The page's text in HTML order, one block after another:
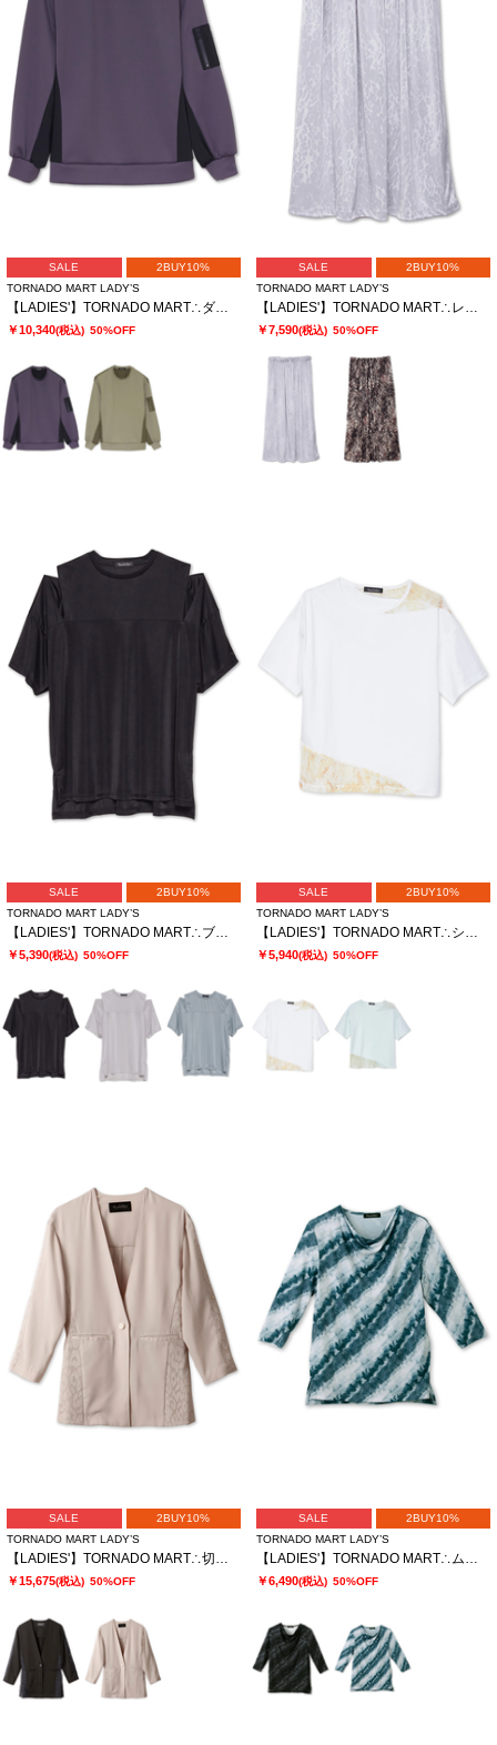
SALE
2BUY10%
TORNADO MART LADY’S
【LADIES'】TORNADO MART∴ダブルサテン切替プルオーバー
￥10,340(税込) 50%OFF
SALE
2BUY10%
TORNADO MART LADY’S
【LADIES'】TORNADO MART∴レオパードプリントイージースカート
￥7,590(税込) 50%OFF
SALE
2BUY10%
TORNADO MART LADY’S
【LADIES'】TORNADO MART∴ブライトスムーススリットオーバーTシャツ
￥5,390(税込) 50%OFF
SALE
2BUY10%
TORNADO MART LADY’S
【LADIES'】TORNADO MART∴シアーマーブル切り替えオーバーTシャツ
￥5,940(税込) 50%OFF
SALE
2BUY10%
TORNADO MART LADY’S
￥15,675(税込) 50%OFF
SALE
2BUY10%
TORNADO MART LADY’S
￥6,490(税込) 50%OFF